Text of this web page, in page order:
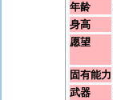
年龄
身高
愿望
固有能力
武器